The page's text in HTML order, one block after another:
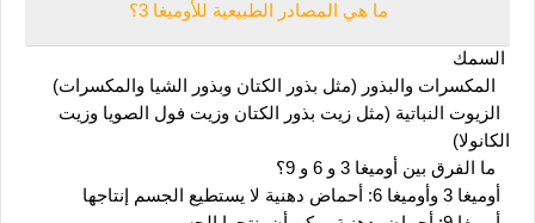
ما هي المصادر الطبيعية للأوميغا 3؟
السمك
المكسرات والبذور (مثل بذور الكتان وبذور الشيا والمكسرات)
الكانولا)
ما الفرق بين أوميغا 3 و 6 و 9؟
أوميغا 3 وأوميغا 6: أحماض دهنية لا يستطيع الجسم إنتاجها